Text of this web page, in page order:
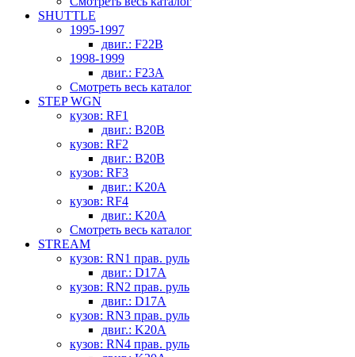
SHUTTLE
1995-1997
двиг.: F22B
1998-1999
двиг.: F23A
Смотреть весь каталог
STEP WGN
кузов: RF1
двиг.: B20B
кузов: RF2
двиг.: B20B
кузов: RF3
двиг.: K20A
кузов: RF4
двиг.: K20A
Смотреть весь каталог
STREAM
кузов: RN1 прав. руль
двиг.: D17A
кузов: RN2 прав. руль
двиг.: D17A
кузов: RN3 прав. руль
двиг.: K20A
кузов: RN4 прав. руль